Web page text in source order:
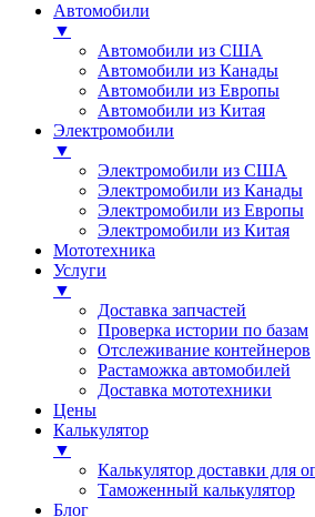
Автомобили
▼
Автомобили из США
Автомобили из Канады
Автомобили из Европы
Автомобили из Китая
Электромобили
▼
Электромобили из США
Электромобили из Канады
Электромобили из Европы
Электромобили из Китая
Мототехника
Услуги
▼
Доставка запчастей
Проверка истории по базам
Отслеживание контейнеров
Растаможка автомобилей
Доставка мототехники
Цены
Калькулятор
▼
Калькулятор доставки для
Таможенный калькулятор
Блог